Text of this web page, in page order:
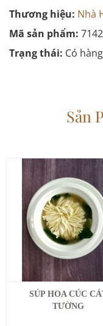
Thương hiệu: Nhà
Mã sản phẩm:
Trạng thái: Có hàng
Sản
SÚP HOA CÚC
TƯỜNG